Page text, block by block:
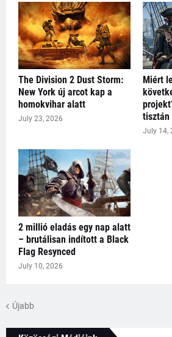
The Division 2 Dust Storm:
New York új arcot kap a
homokvihar alatt
July 23, 2026
Miért
July 14,
2 millió eladás egy nap alatt
– brutálisan indított a Black
Flag Resynced
July 10, 2026
Újabb